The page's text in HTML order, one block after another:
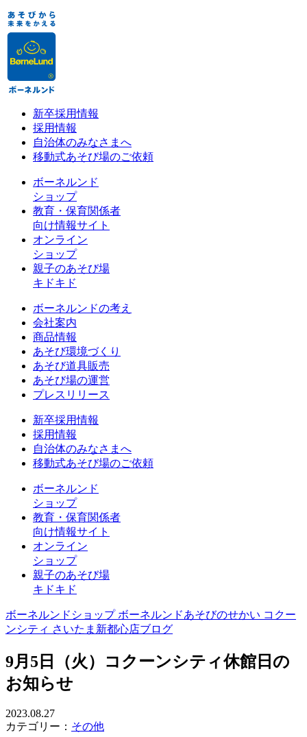
新卒採用情報
採用情報
自治体のみなさまへ
移動式あそび場のご依頼
ボーネルンド
ショップ
教育・保育関係者
向け情報サイト
オンライン
ショップ
親子のあそび場
キドキド
ボーネルンドの考え
会社案内
商品情報
あそび環境づくり
あそび道具販売
あそび場の運営
プレスリリース
新卒採用情報
採用情報
自治体のみなさまへ
移動式あそび場のご依頼
ボーネルンド
ショップ
教育・保育関係者
向け情報サイト
オンライン
ショップ
親子のあそび場
キドキド
ボーネルンドショップ ボーネルンドあそびのせかい コクー
ンシティ さいたま新都心店ブログ
9月5日（火）コクーンシティ休館日の
お知らせ
2023.08.27
カテゴリー： その他